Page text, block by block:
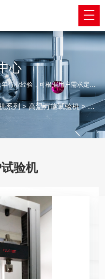
心
馥勒仪器FULETEST技术团队拥有十余年行业经验，可根据用户需求定制适配的专业解决方案。
系列>高温万能试验机 > 三高温炉试验机
验机